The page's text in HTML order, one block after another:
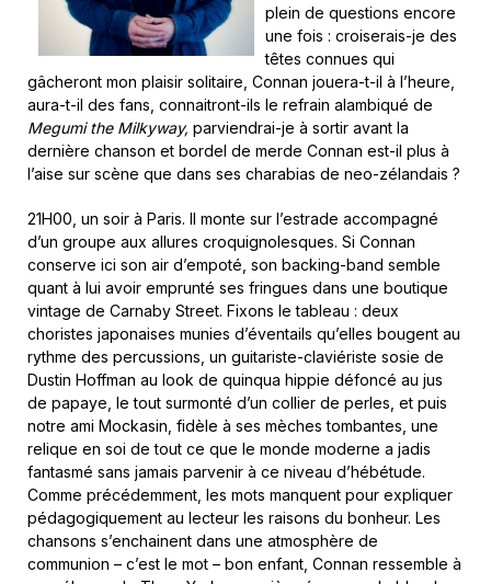
plein de questions encore
une fois : croiserais-je des
têtes connues qui
gâcheront mon plaisir solitaire, Connan jouera-t-il à l’heure,
aura-t-il des fans, connaitront-ils le refrain alambiqué de
Megumi the Milkyway, parviendrai-je à sortir avant la
dernière chanson et bordel de merde Connan est-il plus à
l’aise sur scène que dans ses charabias de neo-zélandais ?
21H00, un soir à Paris. Il monte sur l’estrade accompagné
d’un groupe aux allures croquignolesques. Si Connan
conserve ici son air d’empoté, son backing-band semble
quant à lui avoir emprunté ses fringues dans une boutique
vintage de Carnaby Street. Fixons le tableau : deux
choristes japonaises munies d’éventails qu’elles bougent au
rythme des percussions, un guitariste-claviériste sosie de
Dustin Hoffman au look de quinqua hippie défoncé au jus
de papaye, le tout surmonté d’un collier de perles, et puis
notre ami Mockasin, fidèle à ses mèches tombantes, une
relique en soi de tout ce que le monde moderne a jadis
fantasmé sans jamais parvenir à ce niveau d’hébétude.
Comme précédemment, les mots manquent pour expliquer
pédagogiquement au lecteur les raisons du bonheur. Les
chansons s’enchainent dans une atmosphère de
communion – c’est le mot – bon enfant, Connan ressemble à